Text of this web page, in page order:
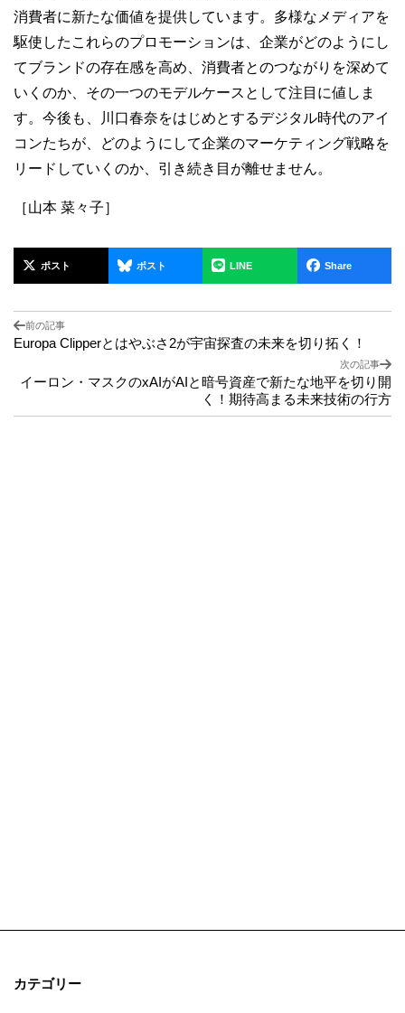
消費者に新たな価値を提供しています。多様なメディアを
駆使したこれらのプロモーションは、企業がどのようにし
てブランドの存在感を高め、消費者とのつながりを深めて
いくのか、その一つのモデルケースとして注目に値しま
す。今後も、川口春奈をはじめとするデジタル時代のアイ
コンたちが、どのようにして企業のマーケティング戦略を
リードしていくのか、引き続き目が離せません。
［山本 菜々子］
ポスト ポスト LINE Share
前の記事
Europa Clipperとはやぶさ2が宇宙探査の未来を切り拓く！
次の記事
イーロン・マスクのxAIがAIと暗号資産で新たな地平を切り開
く！期待高まる未来技術の行方
カテゴリー